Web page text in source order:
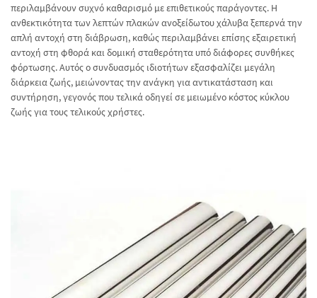
περιλαμβάνουν συχνό καθαρισμό με επιθετικούς παράγοντες. Η
ανθεκτικότητα των λεπτών πλακών ανοξείδωτου χάλυβα ξεπερνά την
απλή αντοχή στη διάβρωση, καθώς περιλαμβάνει επίσης εξαιρετική
αντοχή στη φθορά και δομική σταθερότητα υπό διάφορες συνθήκες
φόρτωσης. Αυτός ο συνδυασμός ιδιοτήτων εξασφαλίζει μεγάλη
διάρκεια ζωής, μειώνοντας την ανάγκη για αντικατάσταση και
συντήρηση, γεγονός που τελικά οδηγεί σε μειωμένο κόστος κύκλου
ζωής για τους τελικούς χρήστες.